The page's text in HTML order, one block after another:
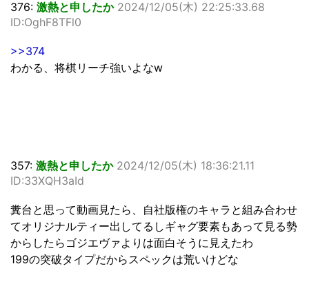
376: 激熱と申したか 2024/12/05(木) 22:25:33.68
ID:OghF8TFl0
>>374
わかる、将棋リーチ強いよなw
357: 激熱と申したか 2024/12/05(木) 18:36:21.11
ID:33XQH3aId
糞台と思って動画見たら、自社版権のキャラと組み合わせ
てオリジナルティー出してるしギャグ要素もあって見る勢
からしたらゴジエヴァよりは面白そうに見えたわ
199の突破タイプだからスペックは荒いけどな